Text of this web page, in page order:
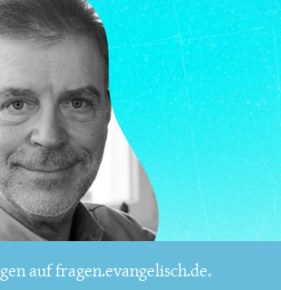
auf fragen.evangelisch.de.